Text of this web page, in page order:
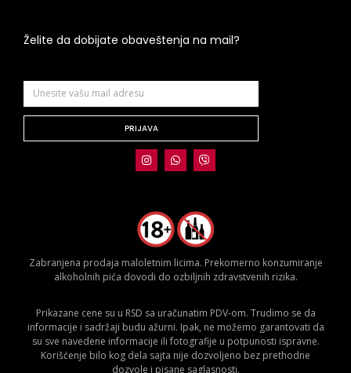
Želite da dobijate obaveštenja na mail?
PRIJAVA
Zabranjena prodaja maloletnim licima. Prekomerno konzumiranje
alkoholnih pića dovodi do ozbiljnih zdravstvenih rizika.
Prikazane cene su u RSD sa uračunatim PDV-om. Trudimo se da
informacije i sadržaji budu ažurni. Ipak, ne možemo garantovati da
su sve navedene informacije ili fotografije u potpunosti ispravne.
Korišćenje bilo kog dela sajta nije dozvoljeno bez prethodne
dozvole i pisane saglasnosti.